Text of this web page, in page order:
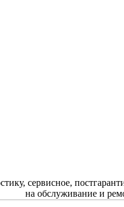
сервисное,
на обслуживание и